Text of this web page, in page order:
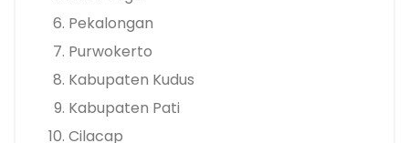
Pekalongan
Purwokerto
Kabupaten Kudus
Kabupaten Pati
Cilacap